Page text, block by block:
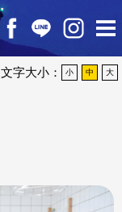
文字大小： 小 中 大